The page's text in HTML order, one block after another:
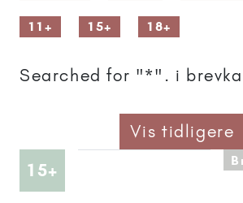
11+ 15+ 18+
Searched for "*". i
Vis tidligere
15+ Artikler anbefalet til